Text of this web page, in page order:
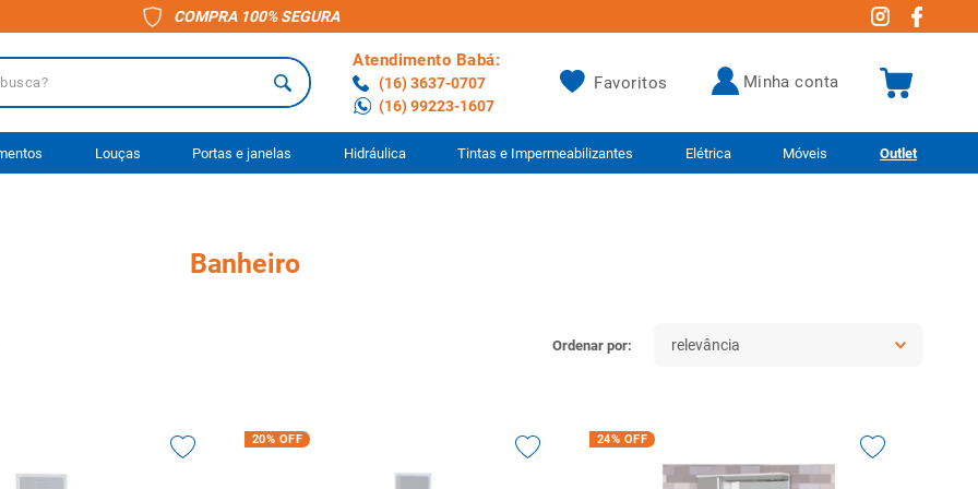
COMPRA 100% SEGURA
Atendimento Babá:
(16) 3637-0707
(16) 99223-1607
Favoritos minha conta
Louças Portas e janelas Hidráulica Tintas e Impermeabilizantes Elétrica Móveis Outlet
Banheiro
relevância
20% OFF 24% OFF